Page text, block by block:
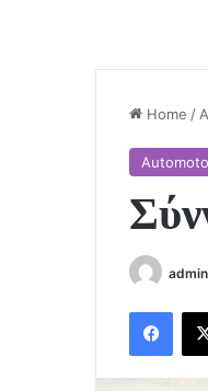
Home /
Automoto
admin